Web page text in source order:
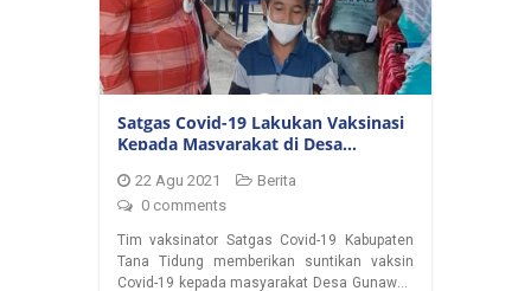
Satgas Covid-19 Lakukan Vaksinasi
Kepada Masyarakat di Desa
22 Agu 2021
Berita
0 comments
Tim vaksinator Satgas Covid-19 Kabupaten
Tana Tidung memberikan suntikan vaksin
Covid-19 kepada masyarakat Desa Gunawan